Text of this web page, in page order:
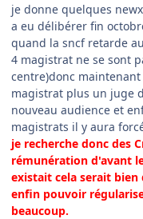
je donne quelques
a eu délibérer fin
quand la sncf retarde
4 magistrat ne se sont
centre)donc
magistrat plus un juge
nouveau audience et
magistrats il y aura
je recherche donc des
rémunération d'avant
existait cela serait
enfin pouvoir
beaucoup.